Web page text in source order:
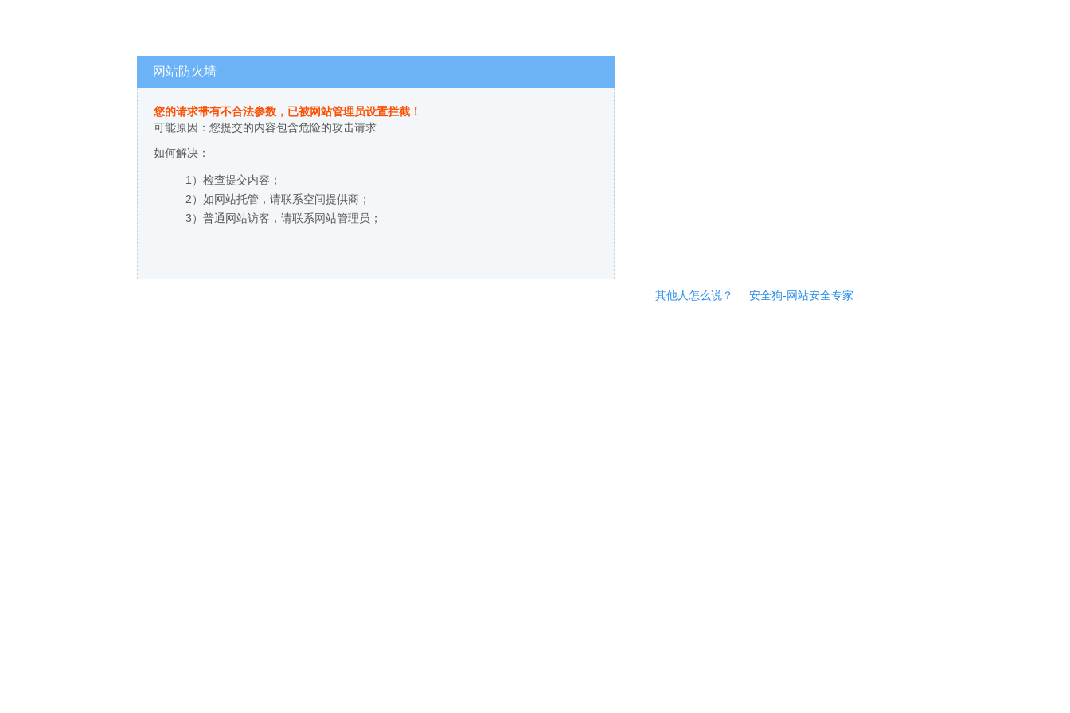
网站防火墙
您的请求带有不合法参数，已被网站管理员设置拦截！
可能原因：您提交的内容包含危险的攻击请求
如何解决：
1）检查提交内容；
2）如网站托管，请联系空间提供商；
3）普通网站访客，请联系网站管理员；
其他人怎么说？ 安全狗-网站安全专家